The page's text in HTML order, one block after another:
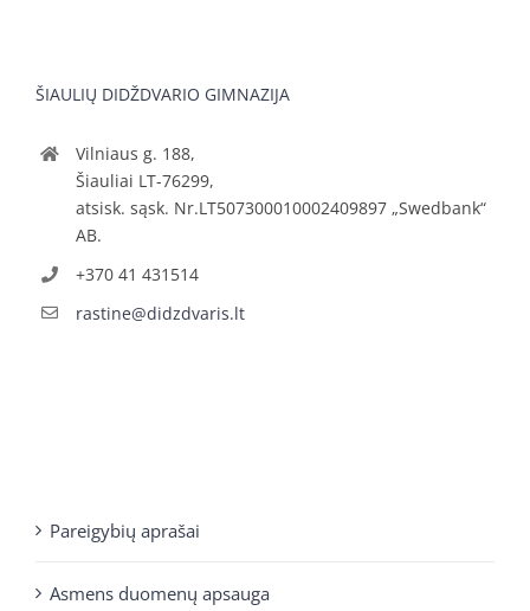
ŠIAULIŲ DIDŽDVARIO GIMNAZIJA
Vilniaus g. 188,
Šiauliai LT-76299,
atsisk. sąsk. Nr.LT507300010002409897 „Swedbank“
AB.
+370 41 431514
rastine@didzdvaris.lt
Pareigybių aprašai
Asmens duomenų apsauga